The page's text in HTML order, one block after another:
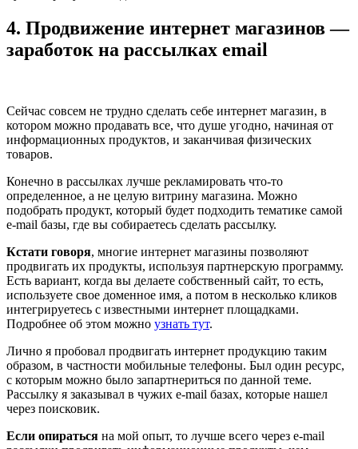
4. Продвижение интернет магазинов —
заработок на рассылках email
Сейчас совсем не трудно сделать себе интернет магазин, в
котором можно продавать все, что душе угодно, начиная от
информационных продуктов, и заканчивая физических
товаров.
Конечно в рассылках лучше рекламировать что-то
определенное, а не целую витрину магазина. Можно
подобрать продукт, который будет подходить тематике самой
e-mail базы, где вы собираетесь сделать рассылку.
Кстати говоря, многие интернет магазины позволяют
продвигать их продукты, используя партнерскую программу.
Есть вариант, когда вы делаете собственный сайт, то есть,
используете свое доменное имя, а потом в несколько кликов
интегрируетесь с известными интернет площадками.
Подробнее об этом можно узнать тут.
Лично я пробовал продвигать интернет продукцию таким
образом, в частности мобильные телефоны. Был один ресурс,
с которым можно было запартнериться по данной теме.
Рассылку я заказывал в чужих e-mail базах, которые нашел
через поисковик.
Если опираться на мой опыт, то лучше всего через e-mail